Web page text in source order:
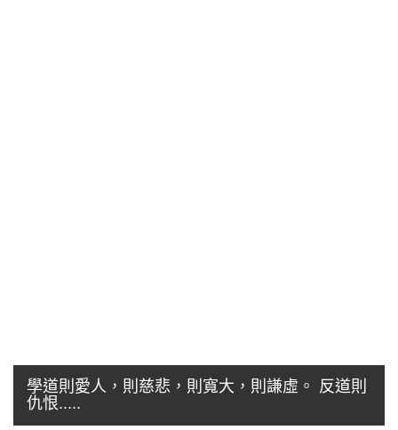
學道則愛人，則慈悲，則寬大，則謙虛。 反道則
仇恨.....